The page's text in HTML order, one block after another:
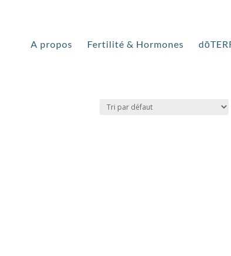
A propos Fertilité & Hormones